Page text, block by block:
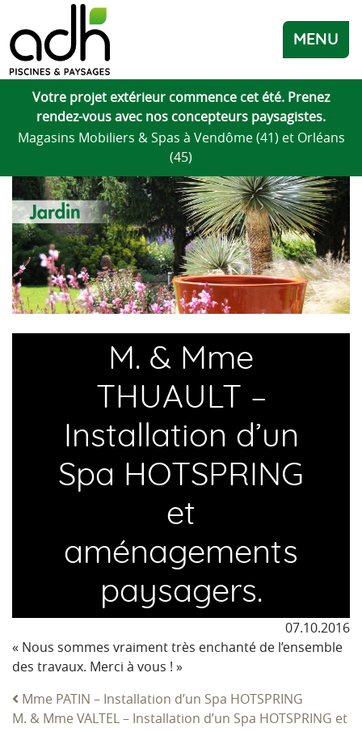
MENU
Votre projet extérieur commence cet été. Prenez
rendez-vous avec nos concepteurs paysagistes.
Magasins Mobiliers & Spas à Vendôme (41) et Orléans
(45)
M. & Mme
THUAULT –
Installation d’un
Spa HOTSPRING
et
aménagements
paysagers.
07.10.2016
« Nous sommes vraiment très enchanté de l’ensemble
des travaux. Merci à vous ! »
Navigation
Mme PATIN – Installation d’un Spa HOTSPRING
M. & Mme VALTEL – Installation d’un Spa HOTSPRING et